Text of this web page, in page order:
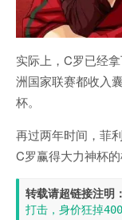
实际上，C罗已经
洲国家联赛都收入
杯。
再过两年时间，菲
C罗赢得大力神杯的
转载请超链接注明：
打击，身价狂掉